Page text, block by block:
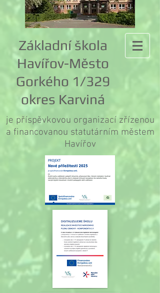
Základní škola
Havířov-Město
Gorkého 1/329
okres Karviná
je příspěvkovou organizací zřízenou
a financovanou statutárním městem
Havířov